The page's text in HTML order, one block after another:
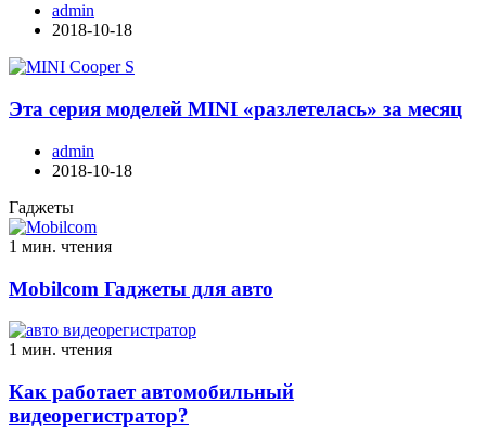
admin
2018-10-18
Эта серия моделей MINI «разлетелась» за месяц
admin
2018-10-18
Гаджеты
1 мин. чтения
Mobilcom Гаджеты для авто
1 мин. чтения
Как работает автомобильный
видеорегистратор?